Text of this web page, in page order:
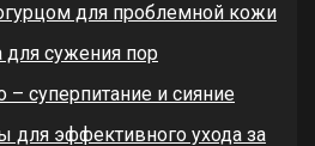
для проблемной кожи
для сужения пор
– суперпитание и сияние
для эффективного ухода за